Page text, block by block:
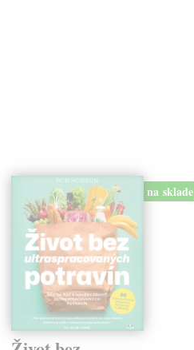
na sklade